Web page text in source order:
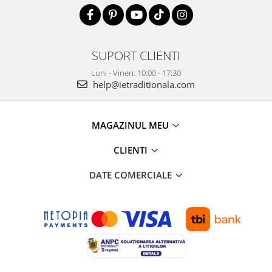
SUPORT CLIENTI
Luni - Vineri: 10:00 - 17:30
help@ietraditionala.com
MAGAZINUL MEU
CLIENTI
DATE COMERCIALE